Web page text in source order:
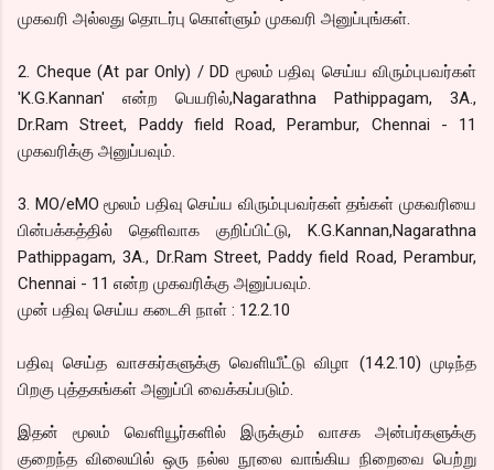
முகவரி அல்லது தொடர்பு கொள்ளும் முகவரி அனுப்புங்கள்.
2. Cheque (At par Only) / DD மூலம் பதிவு செய்ய விரும்புபவர்கள்
'K.G.Kannan' என்ற பெயரில்,Nagarathna Pathippagam, 3A.,
Dr.Ram Street, Paddy field Road, Perambur, Chennai - 11
முகவரிக்கு அனுப்பவும்.
3. MO/eMO மூலம் பதிவு செய்ய விரும்புபவர்கள் தங்கள் முகவரியை
பின்பக்கத்தில் தெளிவாக குறிப்பிட்டு, K.G.Kannan,Nagarathna
Pathippagam, 3A., Dr.Ram Street, Paddy field Road, Perambur,
Chennai - 11 என்ற முகவரிக்கு அனுப்பவும்.
முன் பதிவு செய்ய கடைசி நாள் : 12.2.10
பதிவு செய்த வாசகர்களுக்கு வெளியீட்டு விழா (14.2.10) முடிந்த
பிறகு புத்தகங்கள் அனுப்பி வைக்கப்படும்.
இதன் மூலம் வெளியூர்களில் இருக்கும் வாசக அன்பர்களுக்கு
குறைந்த விலையில் ஒரு நல்ல நூலை வாங்கிய நிறைவை பெற்று